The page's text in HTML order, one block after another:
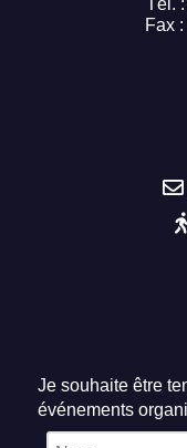
Fax
Je souhaite être
événements